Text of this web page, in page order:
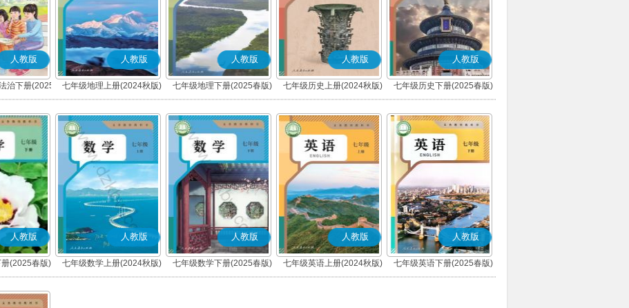
人教版
治下册(2025
编版)
人教版
七年级地理上册(2024秋版)
人教版
七年级地理下册(2025春版)
人教版
七年级历史上册(2024秋版)
(部编版)
人教版
七年级历史下册(2025春版)
(部编版)
人教版
(2025春版)
人教版
七年级数学上册(2024秋版)
人教版
七年级数学下册(2025春版)
人教版
七年级英语上册(2024秋版)
人教版
七年级英语下册(2025春版)